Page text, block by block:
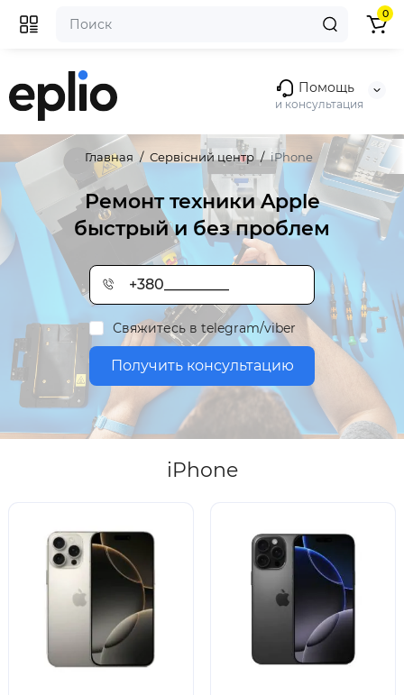
Помощь
и консультация
0
Главная Сервісний центр iPhone
Ремонт техники Apple
быстрый и без проблем
Получить консультацию
Свяжитесь в telegram/viber
iPhone